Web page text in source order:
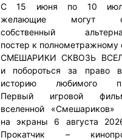
С 15 июня по 10
желающие могут
собственный
постер к полнометражному
СМЕШАРИКИ СКВОЗЬ
и побороться за право
историю любимого
Первый игровой
вселенной «Смешариков»
на экраны 6 августа
Прокатчик –